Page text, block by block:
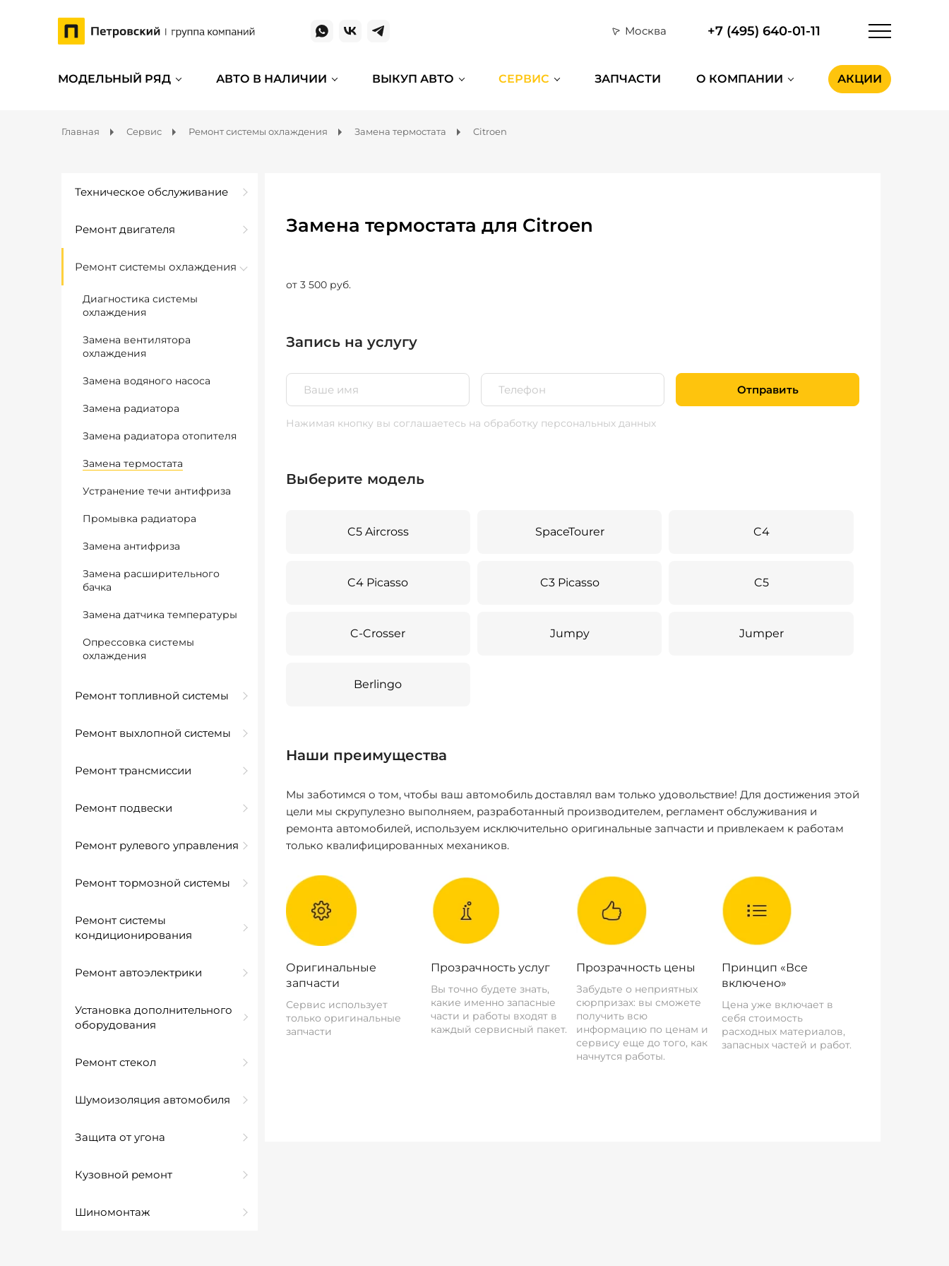
Москва +7 (495) 640-01-11
МОДЕЛЬНЫЙ РЯД АВТО В НАЛИЧИИ ВЫКУП АВТО СЕРВИС ЗАПЧАСТИ О КОМПАНИИ АКЦИИ
Главная Сервис Ремонт системы охлаждения Замена термостата Citroen
Техническое обслуживание
Ремонт двигателя
Ремонт системы охлаждения
Диагностика системы
охлаждения
Замена вентилятора
охлаждения
Замена водяного насоса
Замена радиатора
Замена радиатора отопителя
Замена термостата
Устранение течи антифриза
Промывка радиатора
Замена антифриза
Замена расширительного
бачка
Замена датчика температуры
Опрессовка системы
охлаждения
Ремонт топливной системы
Ремонт выхлопной системы
Ремонт трансмиссии
Ремонт подвески
Ремонт рулевого управления
Ремонт тормозной системы
Ремонт системы
кондиционирования
Ремонт автоэлектрики
Установка дополнительного
оборудования
Ремонт стекол
Шумоизоляция автомобиля
Защита от угона
Кузовной ремонт
Шиномонтаж
Замена термостата для Citroen
от 3 500 руб.
Запись на услугу
Отправить
Нажимая кнопку вы соглашаетесь на обработку персональных данных
Выберите модель
C5 Aircross SpaceTourer C4
C4 Picasso C3 Picasso C5
C-Crosser Jumpy Jumper
Berlingo
Наши преимущества
Мы заботимся о том, чтобы ваш автомобиль доставлял вам только удовольствие! Для достижения этой
цели мы скрупулезно выполняем, разработанный производителем, регламент обслуживания и
ремонта автомобилей, используем исключительно оригинальные запчасти и привлекаем к работам
только квалифицированных механиков.
Оригинальные
запчасти
Сервис использует
только оригинальные
запчасти
Прозрачность услуг
Вы точно будете знать,
какие именно запасные
части и работы входят в
каждый сервисный пакет.
Прозрачность цены
Забудьте о неприятных
сюрпризах: вы сможете
получить всю
информацию по ценам и
сервису еще до того, как
начнутся работы.
Принцип «Все
включено»
Цена уже включает в
себя стоимость
расходных материалов,
запасных частей и работ.